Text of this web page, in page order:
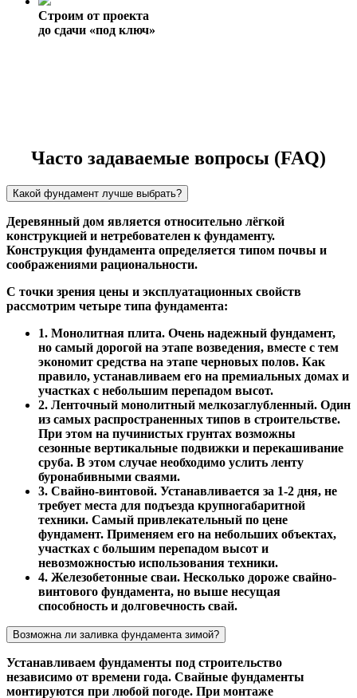
Строим от проекта
до сдачи «под ключ»
Часто задаваемые вопросы (FAQ)
Какой фундамент лучше выбрать?
Деревянный дом является относительно лёгкой
конструкцией и нетребователен к фундаменту.
Конструкция фундамента определяется типом почвы и
соображениями рациональности.
С точки зрения цены и эксплуатационных свойств
рассмотрим четыре типа фундамента:
1. Монолитная плита. Очень надежный фундамент,
но самый дорогой на этапе возведения, вместе с тем
экономит средства на этапе черновых полов. Как
правило, устанавливаем его на премиальных домах и
участках с небольшим перепадом высот.
2. Ленточный монолитный мелкозаглубленный. Один
из самых распространенных типов в строительстве.
При этом на пучинистых грунтах возможны
сезонные вертикальные подвижки и перекашивание
сруба. В этом случае необходимо услить ленту
буронабивными сваями.
3. Свайно-винтовой. Устанавливается за 1-2 дня, не
требует места для подъезда крупногабаритной
техники. Самый привлекательный по цене
фундамент. Применяем его на небольших объектах,
участках с большим перепадом высот и
невозможностью использования техники.
4. Железобетонные сваи. Несколько дороже свайно-
винтового фундамента, но выше несущая
способность и долговечность свай.
Возможна ли заливка фундамента зимой?
Устанавливаем фундаменты под строительство
независимо от времени года. Свайные фундаменты
монтируются при любой погоде. При монтаже